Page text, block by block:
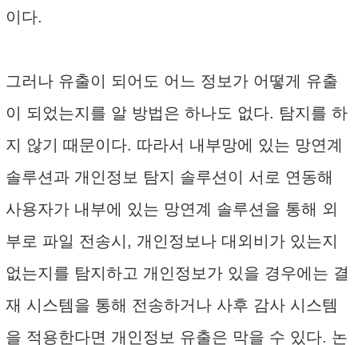
이다.
그러나 유출이 되어도 어느 정보가 어떻게 유출
이 되었는지를 알 방법은 하나도 없다. 탐지를 하
지 않기 때문이다. 따라서 내부망에 있는 망연계
솔루션과 개인정보 탐지 솔루션이 서로 연동해
사용자가 내부에 있는 망연계 솔루션을 통해 외
부로 파일 전송시, 개인정보나 대외비가 있는지
없는지를 탐지하고 개인정보가 있을 경우에는 결
재 시스템을 통해 전송하거나 사후 감사 시스템
을 적용한다면 개인정보 유출은 막을 수 있다. 논